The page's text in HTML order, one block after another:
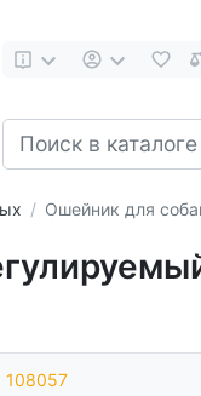
Ошейник для
108057